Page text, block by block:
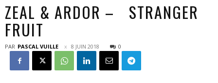
ZEAL & ARDOR – STRANGER
FRUIT
PAR PASCAL VUILLE 8 JUIN 2018 0